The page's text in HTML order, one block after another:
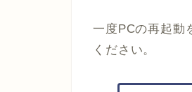
一度PCの再起動
ください。